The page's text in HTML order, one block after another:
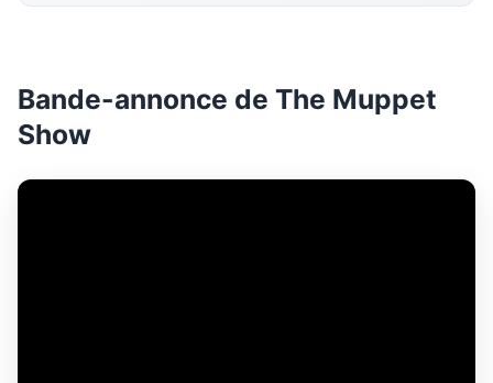
Bande-annonce de The Muppet
Show